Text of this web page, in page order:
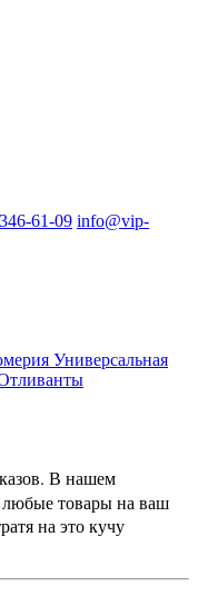
61-09 info@vip-
Универсальная
В нашем
любые товары на ваш
на это кучу